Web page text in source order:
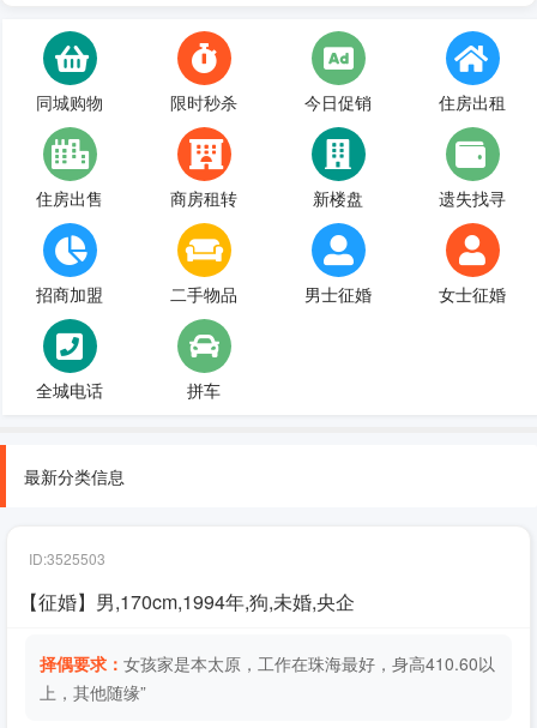
同城购物 限时秒杀 今日促销 住房出租
住房出售 商房租转 新楼盘 遗失找寻
招商加盟 二手物品 男士征婚 女士征婚
全城电话 拼车
最新分类信息
ID:3525503
【征婚】男,170cm,1994年,狗,未婚,央企
择偶要求： 女孩家是本太原，工作在珠海最好，身高410.60以
上，其他随缘”